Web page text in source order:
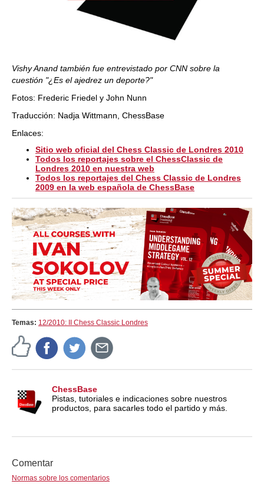
Vishy Anand también fue entrevistado por CNN sobre la
cuestión "¿Es el ajedrez un deporte?"
Fotos: Frederic Friedel y John Nunn
Traducción: Nadja Wittmann, ChessBase
Enlaces:
Sitio web oficial del Chess Classic de Londres 2010
Todos los reportajes sobre el ChessClassic de
Londres 2010 en nuestra web
Todos los reportajes del Chess Classic de Londres
2009 en la web española de ChessBase
Temas: 12/2010: II Chess Classic Londres
ChessBase
Pistas, tutoriales e indicaciones sobre nuestros
productos, para sacarles todo el partido y más.
Comentar
Normas sobre los comentarios